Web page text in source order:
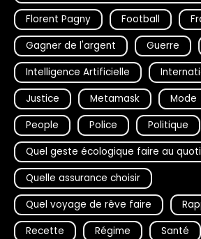
Florent Pagny
Football
Gagner de l'argent
Guerre
Intelligence Artificielle
Justice
Metamask Mode
People
Police Politique
Quel geste écologique faire au
Quelle assurance choisir
Quel voyage de rêve faire
Recette
Régime Santé